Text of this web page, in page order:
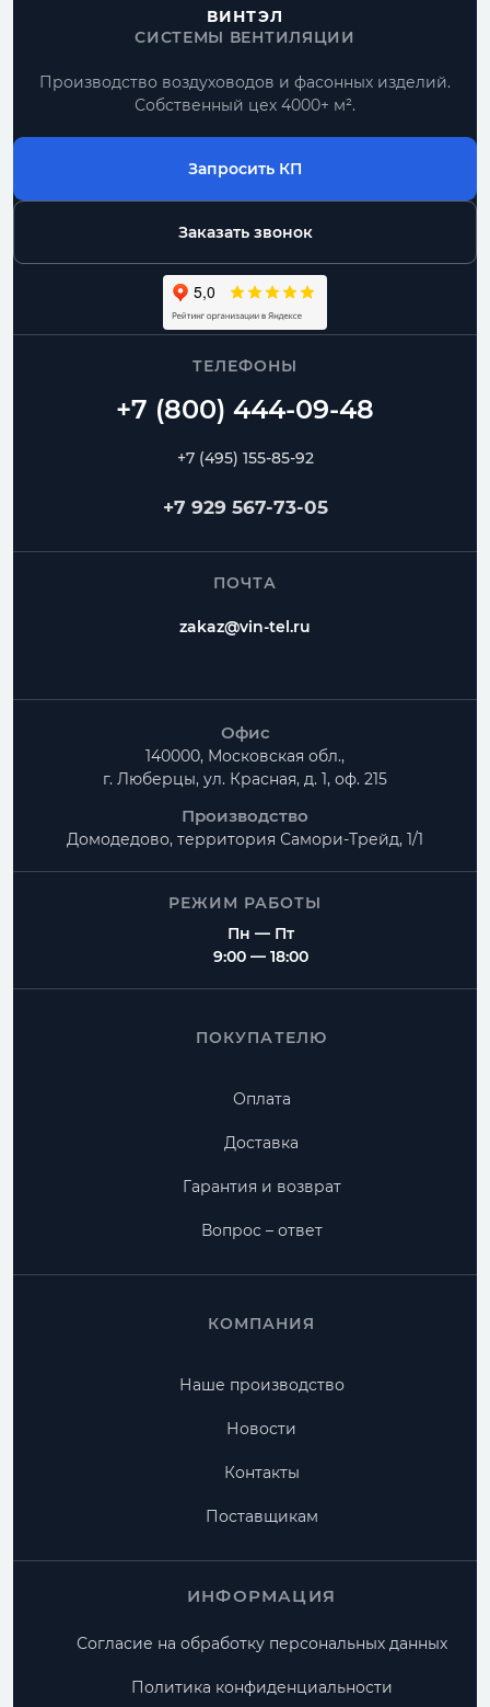
ВИНТЭЛ
СИСТЕМЫ ВЕНТИЛЯЦИИ
Производство воздуховодов и фасонных изделий.
Собственный цех 4000+ м².
Запросить КП
Заказать звонок
ТЕЛЕФОНЫ
+7 (495) 155-85-92
+7 929 567-73-05
ПОЧТА
zakaz@vin-tel.ru
Офис
140000, Московская обл.,
г. Люберцы, ул. Красная, д. 1, оф. 215
Производство
Домодедово, территория Самори-Трейд, 1/1
РЕЖИМ РАБОТЫ
Пн — Пт
9:00 — 18:00
ПОКУПАТЕЛЮ
Оплата
Доставка
Гарантия и возврат
Вопрос – ответ
КОМПАНИЯ
Наше производство
Новости
Контакты
Поставщикам
ИНФОРМАЦИЯ
Согласие на обработку персональных данных
Политика конфиденциальности